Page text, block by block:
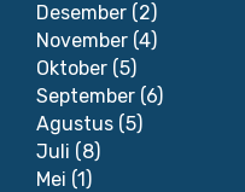
Desember (2)
November (4)
Oktober (5)
September (6)
Agustus (5)
Juli (8)
Mei (1)